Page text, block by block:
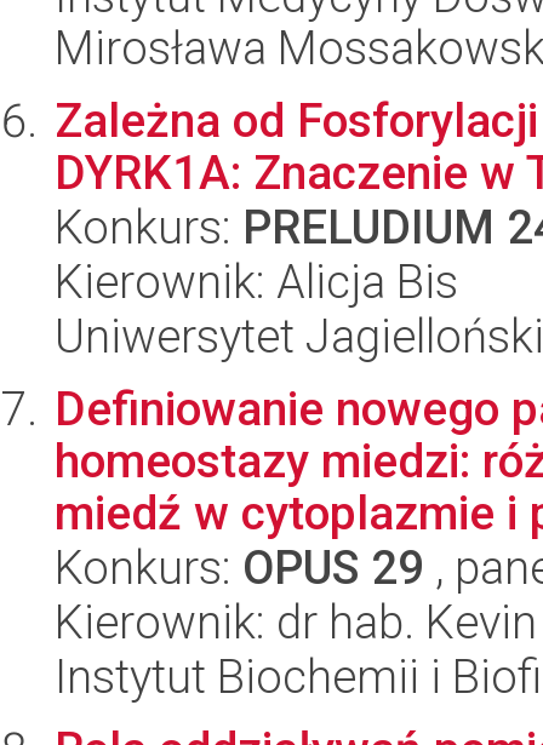
Mirosława
Zależna od
DYRK1A: Znaczenie w
Konkurs: PRELUDIUM
Kierownik: Alicja Bis
Uniwersytet Jagielloński
Definiowanie nowego
homeostazy miedzi:
miedź w cytoplazmie i
Konkurs: OPUS 29 ,
Kierownik: dr hab.
Instytut Biochemii i